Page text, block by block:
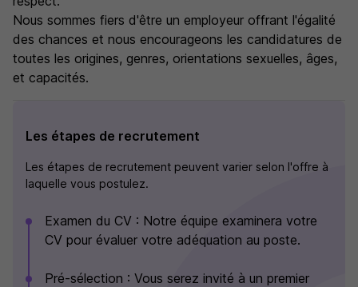
Nous sommes fiers d'être un employeur offrant l'égalité
des chances et nous encourageons les candidatures de
toutes les origines, genres, orientations sexuelles, âges,
et capacités.
Les étapes de recrutement
Les étapes de recrutement peuvent varier selon l'offre à
laquelle vous postulez.
Examen du CV : Notre équipe examinera votre
CV pour évaluer votre adéquation au poste.
Pré-sélection : Vous serez invité à un premier